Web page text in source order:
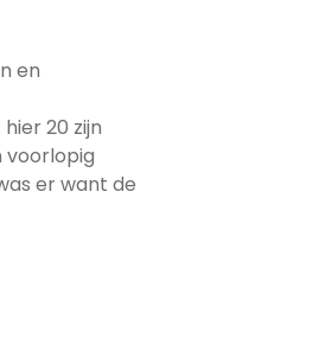
en
20 zijn
voorlopig
er want de